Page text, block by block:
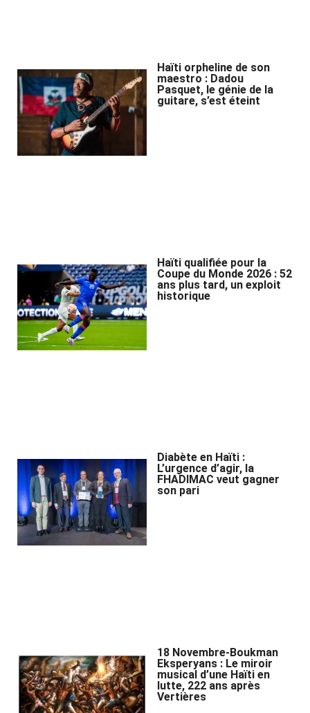
Haïti orpheline de son
maestro : Dadou
Pasquet, le génie de la
guitare, s’est éteint
Haïti qualifiée pour la
Coupe du Monde 2026 : 52
ans plus tard, un exploit
historique
Diabète en Haïti :
L’urgence d’agir, la
FHADIMAC veut gagner
son pari
18 Novembre-Boukman
Eksperyans : Le miroir
musical d’une Haïti en
lutte, 222 ans après
Vertières